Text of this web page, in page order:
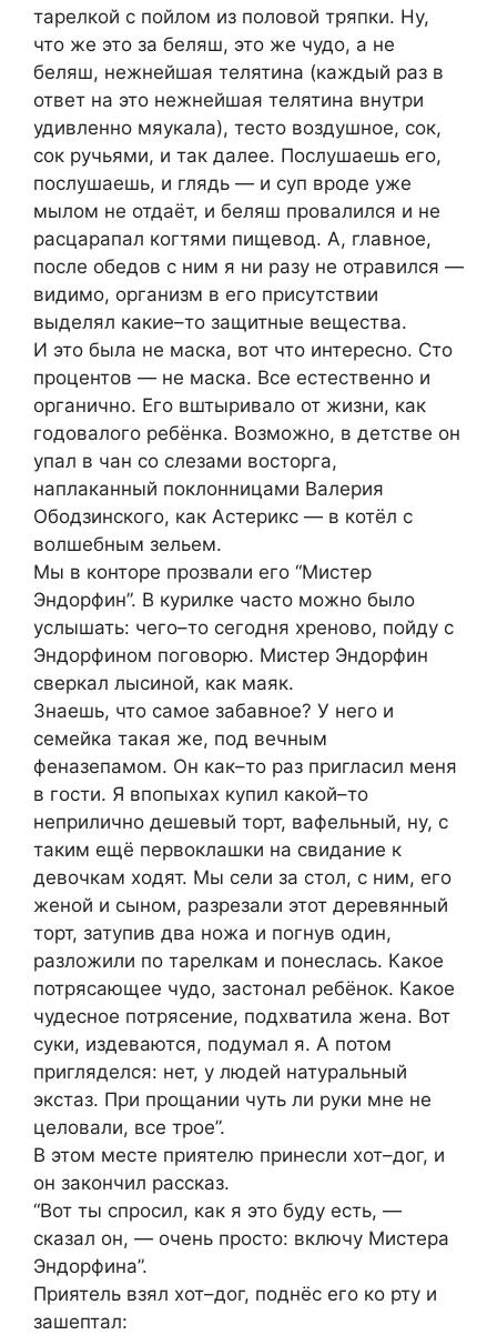
тарелкой с пойлом из половой тряпки. Ну,
что же это за беляш, это же чудо, а не
беляш, нежнейшая телятина (каждый раз в
ответ на это нежнейшая телятина внутри
удивленно мяукала), тесто воздушное, сок,
сок ручьями, и так далее. Послушаешь его,
послушаешь, и глядь — и суп вроде уже
мылом не отдаёт, и беляш провалился и не
расцарапал когтями пищевод. А, главное,
после обедов с ним я ни разу не отравился —
видимо, организм в его присутствии
выделял какие–то защитные вещества.
И это была не маска, вот что интересно. Сто
процентов — не маска. Все естественно и
органично. Его вштыривало от жизни, как
годовалого ребёнка. Возможно, в детстве он
упал в чан со слезами восторга,
наплаканный поклонницами Валерия
Ободзинского, как Астерикс — в котёл с
волшебным зельем.
Мы в конторе прозвали его “Мистер
Эндорфин”. В курилке часто можно было
услышать: чего–то сегодня хреново, пойду с
Эндорфином поговорю. Мистер Эндорфин
сверкал лысиной, как маяк.
Знаешь, что самое забавное? У него и
семейка такая же, под вечным
феназепамом. Он как–то раз пригласил меня
в гости. Я впопыхах купил какой–то
неприлично дешевый торт, вафельный, ну, с
таким ещё первоклашки на свидание к
девочкам ходят. Мы сели за стол, с ним, его
женой и сыном, разрезали этот деревянный
торт, затупив два ножа и погнув один,
разложили по тарелкам и понеслась. Какое
потрясающее чудо, застонал ребёнок. Какое
чудесное потрясение, подхватила жена. Вот
суки, издеваются, подумал я. А потом
пригляделся: нет, у людей натуральный
экстаз. При прощании чуть ли руки мне не
целовали, все трое”.
В этом месте приятелю принесли хот–дог, и
он закончил рассказ.
“Вот ты спросил, как я это буду есть, —
сказал он, — очень просто: включу Мистера
Эндорфина”.
Приятель взял хот–дог, поднёс его ко рту и
зашептал: